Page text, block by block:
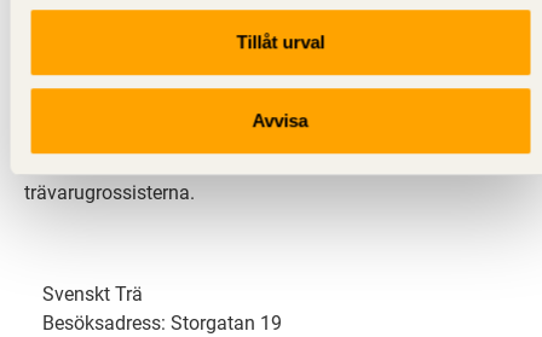
Tillåt urval
Avvisa
Svenskt Trä representerar svensk sågverksindustri
och är en del av branschorganisationen
svensk limträ-, KL-trä- och förpackningsindustri samt
trävarugrossisterna.
Svenskt Trä
Besöksadress: Storgatan 19